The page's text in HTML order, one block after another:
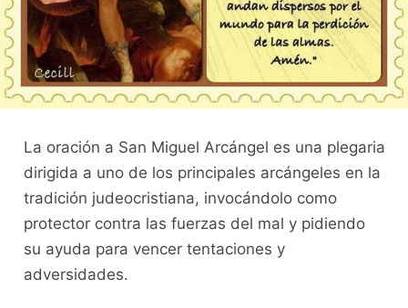
La oración a San Miguel Arcángel es una plegaria
dirigida a uno de los principales arcángeles en la
tradición judeocristiana, invocándolo como
protector contra las fuerzas del mal y pidiendo
su ayuda para vencer tentaciones y
adversidades.